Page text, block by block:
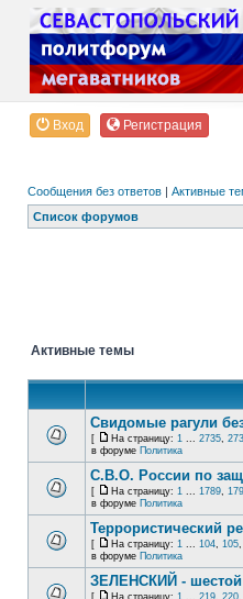
Вход Регистрация
Сообщения без ответов | Активные
Список форумов
Активные темы
Свидомые рагули
[ На страницу: 1 ... 2735,
в форуме Политика
С.В.О. России по
[ На страницу: 1 ... 1789,
в форуме Политика
Террористический
[ На страницу: 1 ... 104, 105,
в форуме Политика
ЗЕЛЕНСКИЙ -
[ На страницу: 1 ... 219, 220,